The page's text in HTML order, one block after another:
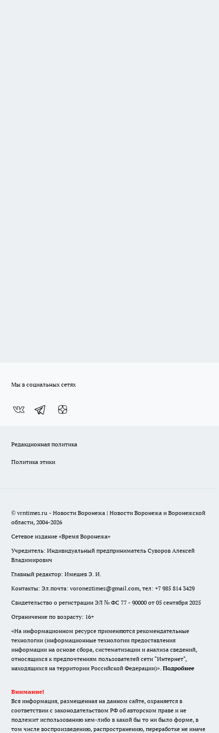
Мы в социальных сетях
Редакционная политика
Политика этики
© vrntimes.ru - Новости Воронежа | Новости Воронежа и Воронежской
области, 2004-2026
Сетевое издание «Время Воронежа»
Учредитель: Индивидуальный предприниматель Суворов Алексей
Владимирович
Главный редактор: Имешев Э. И.
Контакты: Эл.почта: voroneztimes@gmail.com, тел: +7 985 814 3429
Свидетельство о регистрации ЭЛ № ФС 77 - 90000 от 05 сентября 2025
Ограничение по возрасту: 16+
«На информационном ресурсе применяются рекомендательные
технологии (информационные технологии предоставления
информации на основе сбора, систематизации и анализа сведений,
относящихся к предпочтениям пользователей сети "Интернет",
находящихся на территории Российской Федерации)». Подробнее
Внимание!
Вся информация, размещенная на данном сайте, охраняется в
соответствии с законодательством РФ об авторском праве и не
подлежит использованию кем-либо в какой бы то ни было форме, в
том числе воспроизведению, распространению, переработке не иначе